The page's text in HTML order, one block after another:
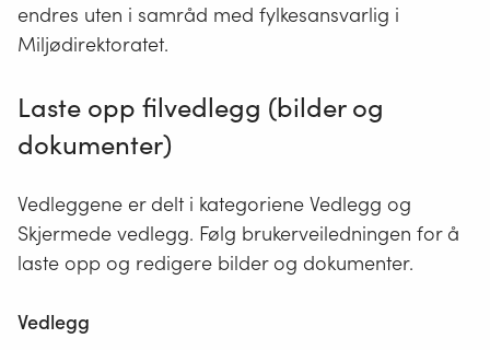
endres uten i samråd med fylkesansvarlig i
Miljødirektoratet.
Laste opp filvedlegg (bilder og
dokumenter)
Vedleggene er delt i kategoriene Vedlegg og
Skjermede vedlegg. Følg brukerveiledningen for å
laste opp og redigere bilder og dokumenter.
Vedlegg